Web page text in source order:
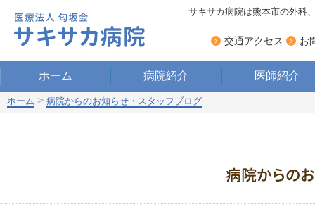
サキサカ病院は熊本市の外科
› 交通アクセス › お
ホーム 病院紹介 医師紹介
ホーム > 病院からのお知らせ・スタッフブログ